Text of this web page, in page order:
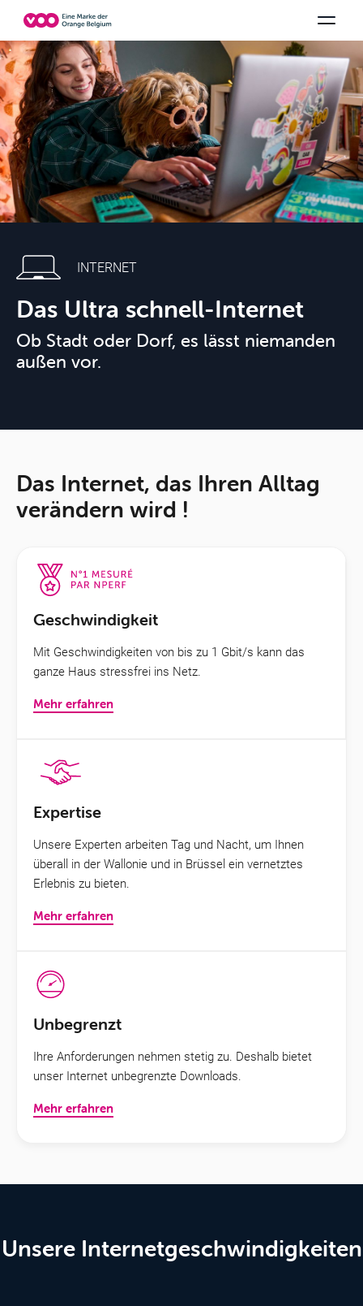
Wählen Sie Ihre Kombination Alle Pakete anzeigen
TV-Kanäle Be tv Orange Sports Family Fun
INTERNET
Das Ultra schnell-Internet
Ob Stadt oder Dorf, es lässt niemanden
außen vor.
Das Internet, das Ihren Alltag
verändern wird !
Geschwindigkeit
Mit Geschwindigkeiten von bis zu 1 Gbit/s kann das
ganze Haus stressfrei ins Netz.
Mehr erfahren
Expertise
Unsere Experten arbeiten Tag und Nacht, um Ihnen
überall in der Wallonie und in Brüssel ein vernetztes
Erlebnis zu bieten.
Mehr erfahren
Unbegrenzt
Ihre Anforderungen nehmen stetig zu. Deshalb bietet
unser Internet unbegrenzte Downloads.
Mehr erfahren
Unsere Internetgeschwindigkeiten